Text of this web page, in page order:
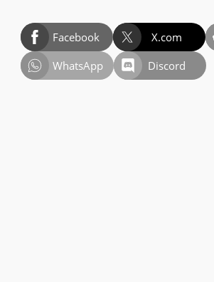
Facebook X.com
WhatsApp
Discord